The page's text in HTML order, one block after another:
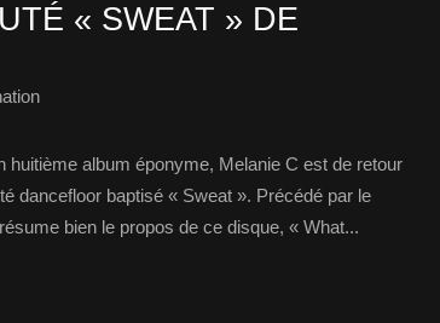
« SWEAT » DE
huitième album éponyme, Melanie C est de retour
dancefloor baptisé « Sweat ». Précédé par le
bien le propos de ce disque, « What...